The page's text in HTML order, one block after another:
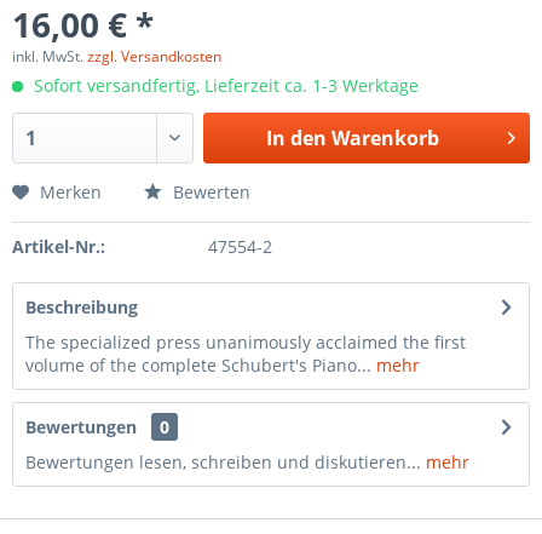
16,00 € *
inkl. MwSt.zzgl. Versandkosten
Sofort versandfertig, Lieferzeit ca. 1-3 Werktage
In den Warenkorb
Merken Bewerten
Artikel-Nr.: 47554-2
Beschreibung
The specialized press unanimously acclaimed the first
volume of the complete Schubert's Piano... mehr
Bewertungen
0
Bewertungen lesen, schreiben und diskutieren... mehr